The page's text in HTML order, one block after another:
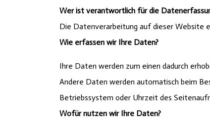
Wer ist verantwortlich für die
Die Datenverarbeitung auf dieser Website
Wie erfassen wir Ihre Daten?
Ihre Daten werden zum einen dadurch
Andere Daten werden automatisch beim
Betriebssystem oder Uhrzeit des
Wofür nutzen wir Ihre Daten?